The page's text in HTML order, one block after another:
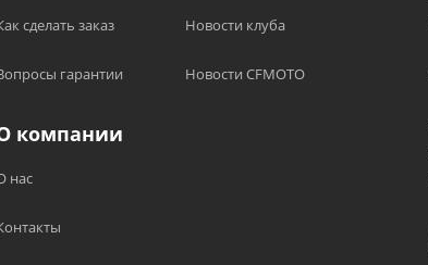
сделать заказ
гарантии
Новости клуба
Новости CFMOTO
компании
нас